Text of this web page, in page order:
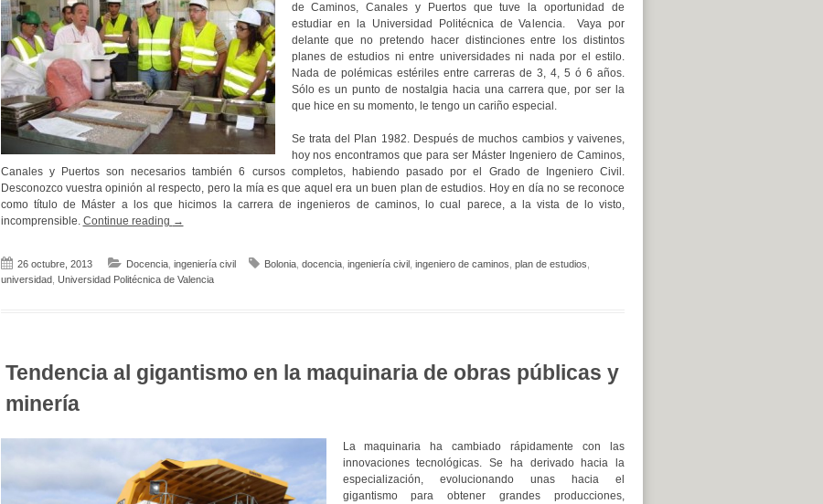
de Caminos, Canales y Puertos que tuve la oportunidad de
estudiar en la Universidad Politécnica de Valencia. Vaya por
delante que no pretendo hacer distinciones entre los distintos
planes de estudios ni entre universidades ni nada por el estilo.
Nada de polémicas estériles entre carreras de 3, 4, 5 ó 6 años.
Sólo es un punto de nostalgia hacia una carrera que, por ser la
que hice en su momento, le tengo un cariño especial.
Se trata del Plan 1982. Después de muchos cambios y vaivenes,
hoy nos encontramos que para ser Máster Ingeniero de Caminos,
Canales y Puertos son necesarios también 6 cursos completos, habiendo pasado por el Grado de Ingeniero Civil.
Desconozco vuestra opinión al respecto, pero la mía es que aquel era un buen plan de estudios. Hoy en día no se reconoce
como título de Máster a los que hicimos la carrera de ingenieros de caminos, lo cual parece, a la vista de lo visto,
incomprensible. Continue reading «El
Estudios
de
y
→
26 octubre, 2013 Docencia, ingeniería civil Bolonia, docencia, ingeniería civil , ingeniero de caminos, plan de estudios,
universidad, Universidad Politécnica de Valencia
Tendencia al gigantismo en la maquinaria de obras públicas y
minería
La maquinaria ha cambiado rápidamente con las
innovaciones tecnológicas. Se ha derivado hacia la
especialización, evolucionando unas hacia el
gigantismo para obtener grandes producciones,